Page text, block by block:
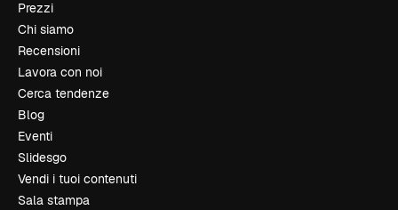
Prezzi
Chi siamo
Recensioni
Lavora con noi
Cerca tendenze
Blog
Eventi
Slidesgo
Vendi i tuoi contenuti
Sala stampa